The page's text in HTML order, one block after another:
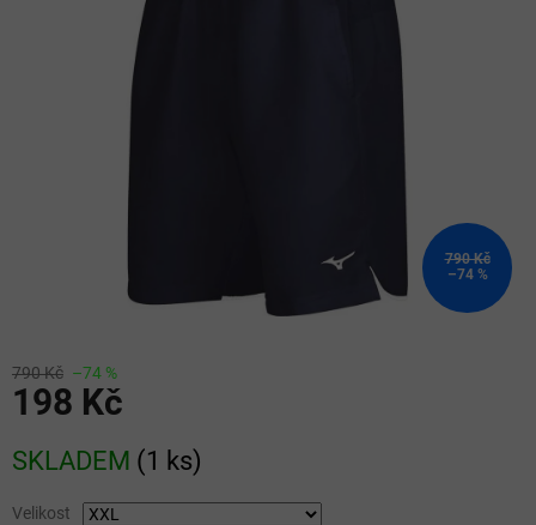
790 Kč
–74 %
790 Kč –74 %
198 Kč
cena:
SKLADEM (1 ks)
Velikost